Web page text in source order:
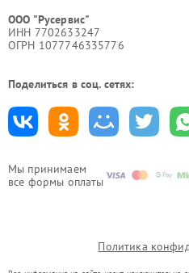
Мы принимаем
все формы оплаты
ООО "Русервис"
ИНН 7702633247
ОГРН 1077746335776
Поделиться в соц. сетях:
Политика